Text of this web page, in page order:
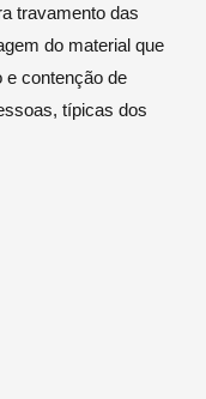
travamento das
do material que
e contenção de
típicas dos